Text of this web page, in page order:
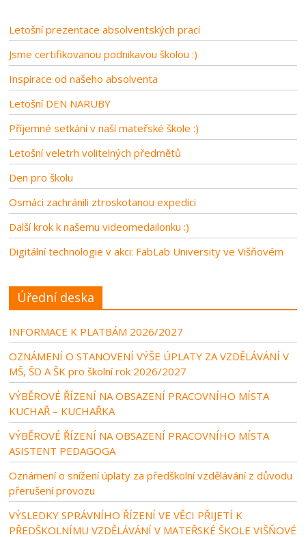
Letošní prezentace absolventských prací
Jsme certifikovanou podnikavou školou :)
Inspirace od našeho absolventa
Letošní DEN NARUBY
Příjemné setkání v naší mateřské škole :)
Letošní veletrh volitelných předmětů
Den pro školu
Osmáci zachránili ztroskotanou expedici
Další krok k našemu videomedailonku :)
Digitální technologie v akci: FabLab University ve Višňovém
Úřední deska
INFORMACE K PLATBÁM 2026/2027
OZNÁMENÍ O STANOVENÍ VÝŠE ÚPLATY ZA VZDĚLÁVÁNÍ V
MŠ, ŠD A ŠK pro školní rok 2026/2027
VÝBĚROVÉ ŘÍZENÍ NA OBSAZENÍ PRACOVNÍHO MÍSTA
KUCHAŘ – KUCHAŘKA
VÝBĚROVÉ ŘÍZENÍ NA OBSAZENÍ PRACOVNÍHO MÍSTA
ASISTENT PEDAGOGA
Oznámení o snížení úplaty za předškolní vzdělávání z důvodu
přerušení provozu
VÝSLEDKY SPRÁVNÍHO ŘÍZENÍ VE VĚCI PŘIJETÍ K
PŘEDŠKOLNÍMU VZDĚLÁVÁNÍ V MATEŘSKÉ ŠKOLE VIŠŇOVÉ